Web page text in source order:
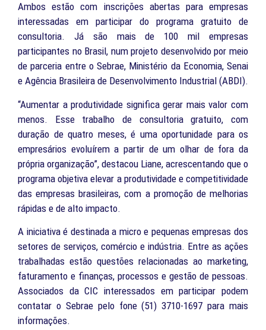
Ambos estão com inscrições abertas para empresas
interessadas em participar do programa gratuito de
consultoria. Já são mais de 100 mil empresas
participantes no Brasil, num projeto desenvolvido por meio
de parceria entre o Sebrae, Ministério da Economia, Senai
e Agência Brasileira de Desenvolvimento Industrial (ABDI).
“Aumentar a produtividade significa gerar mais valor com
menos. Esse trabalho de consultoria gratuito, com
duração de quatro meses, é uma oportunidade para os
empresários evoluírem a partir de um olhar de fora da
própria organização”, destacou Liane, acrescentando que o
programa objetiva elevar a produtividade e competitividade
das empresas brasileiras, com a promoção de melhorias
rápidas e de alto impacto.
A iniciativa é destinada a micro e pequenas empresas dos
setores de serviços, comércio e indústria. Entre as ações
trabalhadas estão questões relacionadas ao marketing,
faturamento e finanças, processos e gestão de pessoas.
Associados da CIC interessados em participar podem
contatar o Sebrae pelo fone (51) 3710-1697 para mais
informações.